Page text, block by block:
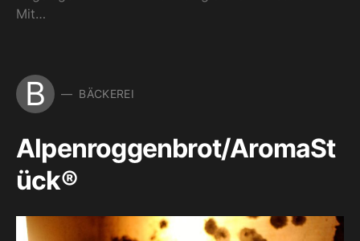
Mit…
B BÄCKEREI
Alpenroggenbrot/AromaSt
ück®